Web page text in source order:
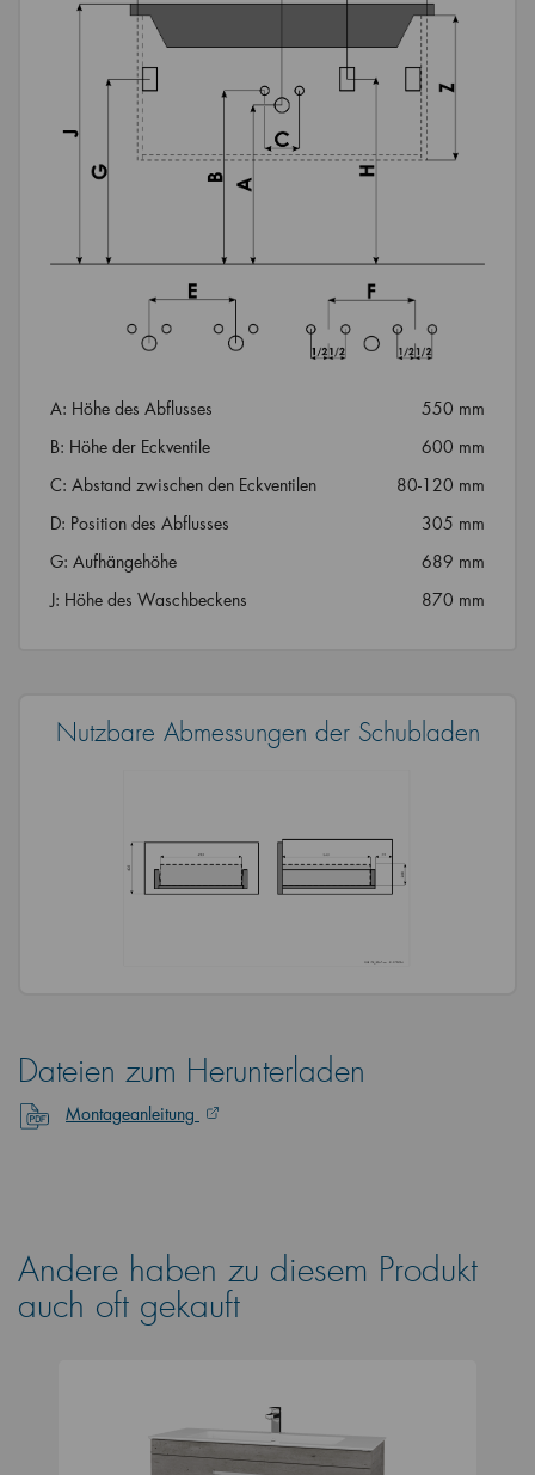
A: Höhe des Abflusses
550 mm
B: Höhe der Eckventile
600 mm
C: Abstand zwischen den Eckventilen
80-120 mm
D: Position des Abflusses
305 mm
G: Aufhängehöhe
689 mm
J: Höhe des Waschbeckens
870 mm
Nutzbare Abmessungen der Schubladen
Dateien zum Herunterladen
Montageanleitung
Andere haben zu diesem Produkt
auch oft gekauft